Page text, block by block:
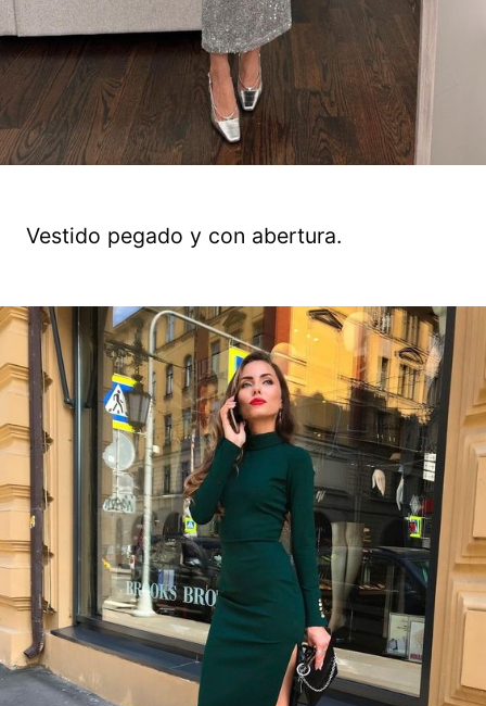
Vestido pegado y con abertura.